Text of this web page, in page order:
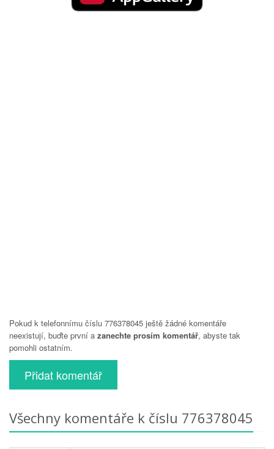
Pokud k telefonnímu číslu 776378045 ještě žádné komentáře
neexistují, buďte první a zanechte prosím komentář, abyste tak
pomohli ostatním.
Přidat komentář
Všechny komentáře k číslu 776378045